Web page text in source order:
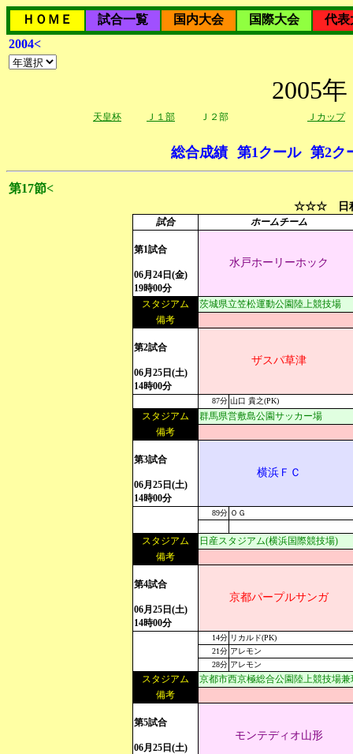
ＨＯＭＥ 試合一覧 国内大会 国際大会
代表
2004<
2005
天皇杯 Ｊ１部 Ｊ２部 Ｊカップ
総合成績 第1クール 第2ク
第17節<
☆☆☆ 日
試合 ホームチーム
第1試合
06月24日(金)
19時00分
水戸ホーリーホック
スタジアム
茨城県立笠松運動公園陸上競技場
備考
第2試合
06月25日(土)
14時00分
ザスパ草津
87分 山口 貴之(PK)
スタジアム
群馬県営敷島公園サッカー場
備考
第3試合
06月25日(土)
14時00分
横浜ＦＣ
89分 ＯＧ
スタジアム
日産スタジアム(横浜国際競技場)
備考
第4試合
06月25日(土)
14時00分
京都パープルサンガ
14分 リカルド(PK)
21分 アレモン
28分 アレモン
スタジアム
京都市西京極総合公園陸上競技場兼
備考
第5試合
06月25日(土)
モンテディオ山形